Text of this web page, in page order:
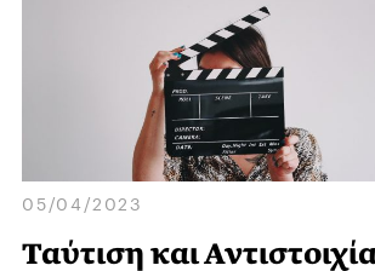
05/04/2023
Ταύτιση και